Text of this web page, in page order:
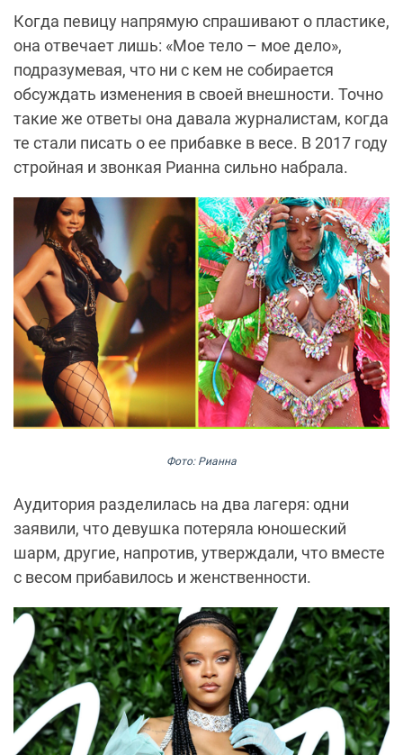
Когда певицу напрямую спрашивают о пластике,
она отвечает лишь: «Мое тело – мое дело»,
подразумевая, что ни с кем не собирается
обсуждать изменения в своей внешности. Точно
такие же ответы она давала журналистам, когда
те стали писать о ее прибавке в весе. В 2017 году
стройная и звонкая Рианна сильно набрала.
Фото: Рианна
Аудитория разделилась на два лагеря: одни
заявили, что девушка потеряла юношеский
шарм, другие, напротив, утверждали, что вместе
с весом прибавилось и женственности.